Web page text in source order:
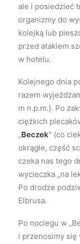
ale i posiedzieć
organizmy do
kolejką lub
przed atakiem
w hotelu.
Kolejnego dnia
razem
m n.p.m.). Po
ciężkich
„Beczek” (co
okrągłe, część
czeka nas tego
wycieczka „na
Po drodze
Elbrusa.
Po noclegu w
i przenosimy się